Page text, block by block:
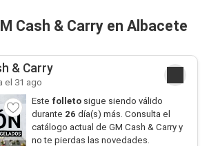
Cash & Carry en Albacete
& Carry
el 31 ago
Este folletosigue siendo válido
durante 26 día(s) más. Consulta el
catálogo actual de GM Cash & Carry y
no te pierdas las novedades.